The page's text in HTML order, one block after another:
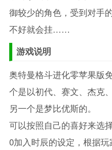
御较少的角色，受到对手
不好就会挂……
游戏说明
奥特曼格斗进化零苹果版
个是以初代、赛文、杰克
另一个是梦比优斯的。
可以按照自己的喜好来选
0加入时辰的设定，根据